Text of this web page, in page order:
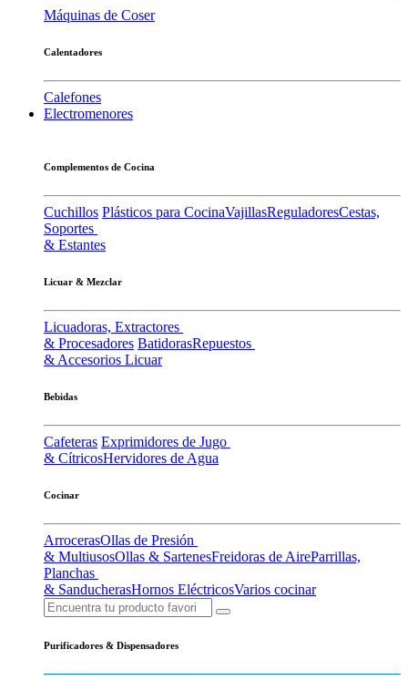
Máquinas de Coser
Calentadores
Calefones
Electromenores
Complementos de Cocina
Cuchillos Plásticos para CocinaVajillasReguladoresCestas,
Soportes
& Estantes
Licuar & Mezclar
Licuadoras, Extractores
& Procesadores BatidorasRepuestos
& Accesorios Licuar
Bebidas
Cafeteras Exprimidores de Jugo
& CítricosHervidores de Agua
Cocinar
ArrocerasOllas de Presión
& MultiusosOllas & SartenesFreidoras de AireParrillas,
Planchas
& SanducherasHornos EléctricosVarios cocinar
Purificadores & Dispensadores